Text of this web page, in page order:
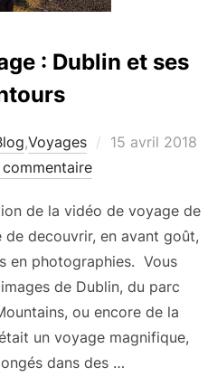
: Dublin et ses
,Voyages
Publié
15 avril 2018
de la vidéo de voyage de
de decouvrir, en avant goût,
en photographies. Vous
de Dublin, du parc
ou encore de la
un voyage magnifique,
dans des …